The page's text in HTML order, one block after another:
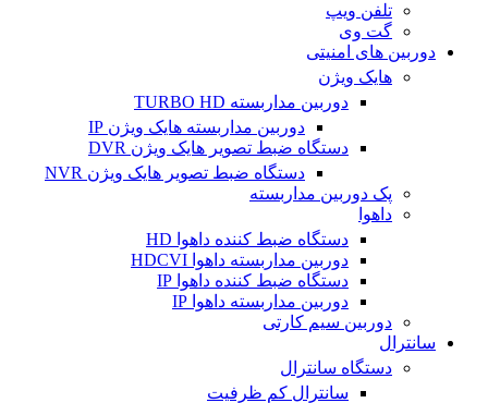
تلفن ویپ
گت وی
دوربین های امنیتی
هایک ویژن
دوربین مداربسته TURBO HD
دوربین مداربسته هایک ویژن IP
دستگاه ضبط تصویر هایک ویژن DVR
دستگاه ضبط تصویر هایک ویژن NVR
پک دوربین مداربسته
داهوا
دستگاه ضبط کننده داهوا HD
دوربین مداربسته داهوا HDCVI
دستگاه ضبط کننده داهوا IP
دوربین مداربسته داهوا IP
دوربین سیم کارتی
سانترال
دستگاه سانترال
سانترال کم ظرفیت